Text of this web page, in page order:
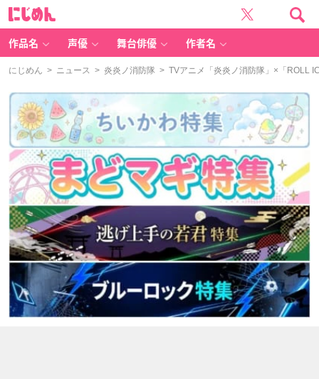
作品名 声優 舞台俳優 作者名
にじめん > ニュース > 炎炎ノ消防隊 > TVアニメ「炎炎ノ消防隊」×「ROLL